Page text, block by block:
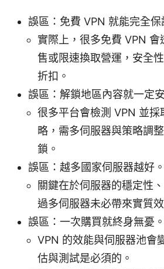
誤區：免費 VPN 就能完全保
實際上，很多免費 VPN 會
售或限速換取營運，安全
折扣。
誤區：解鎖地區內容就一定
很多平台會檢測 VPN 並採
略，需多伺服器與策略調
鎖。
誤區：越多國家伺服器越好。
關鍵在於伺服器的穩定性
過多伺服器未必帶來實質效
誤區：一次購買就終身無憂。
VPN 的效能與伺服器池會
估與測試是必須的。